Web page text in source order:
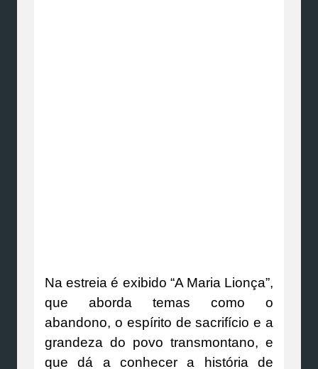
Na estreia é exibido “A Maria Lionça”,
que aborda temas como o
abandono, o espírito de sacrifício e a
grandeza do povo transmontano, e
que dá a conhecer a história de